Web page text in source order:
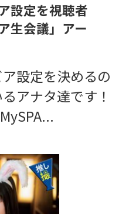
設定を視聴者
生会議」アー
設定を決めるの
アナタ達です！